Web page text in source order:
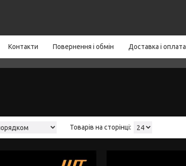
Контакти Повернення і обмін Доставка і оплата